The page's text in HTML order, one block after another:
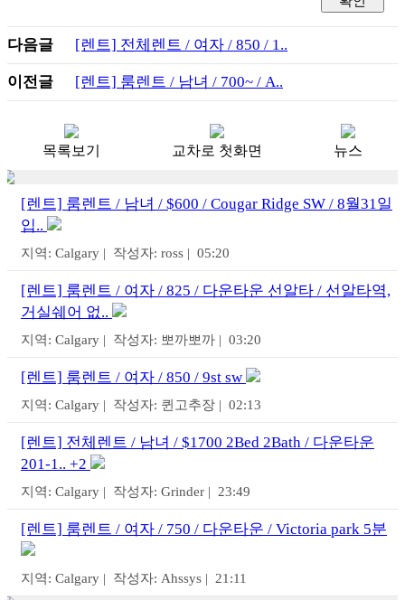
다음글 [렌트] 전체렌트 / 여자 / 850 / 1..
이전글 [렌트] 룸렌트 / 남녀 / 700~ / A..
목록보기 교차로 첫화면 뉴스
[렌트] 룸렌트 / 남녀 / $600 / Cougar Ridge SW / 8월31일
입..
지역: Calgary | 작성자: ross | 05:20
[렌트] 룸렌트 / 여자 / 825 / 다운타운 선알타 / 선알타역,
거실쉐어 없..
지역: Calgary | 작성자: 뽀까뽀까 | 03:20
[렌트] 룸렌트 / 여자 / 850 / 9st sw
지역: Calgary | 작성자: 퀸고추장 | 02:13
[렌트] 전체렌트 / 남녀 / $1700 2Bed 2Bath / 다운타운
201-1.. +2
지역: Calgary | 작성자: Grinder | 23:49
[렌트] 룸렌트 / 여자 / 750 / 다운타운 / Victoria park 5분
지역: Calgary | 작성자: Ahssys | 21:11